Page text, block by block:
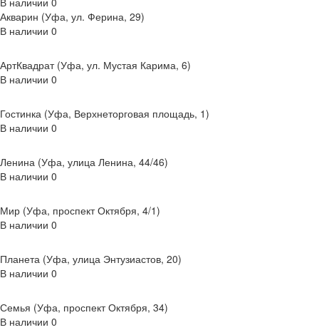
Акварин (Уфа, ул. Ферина, 29)
В наличии 0
АртКвадрат (Уфа, ул. Мустая Карима, 6)
В наличии 0
Гостинка (Уфа, Верхнеторговая площадь, 1)
В наличии 0
Ленина (Уфа, улица Ленина, 44/46)
В наличии 0
Мир (Уфа, проспект Октября, 4/1)
В наличии 0
Планета (Уфа, улица Энтузиастов, 20)
В наличии 0
Семья (Уфа, проспект Октября, 34)
В наличии 0